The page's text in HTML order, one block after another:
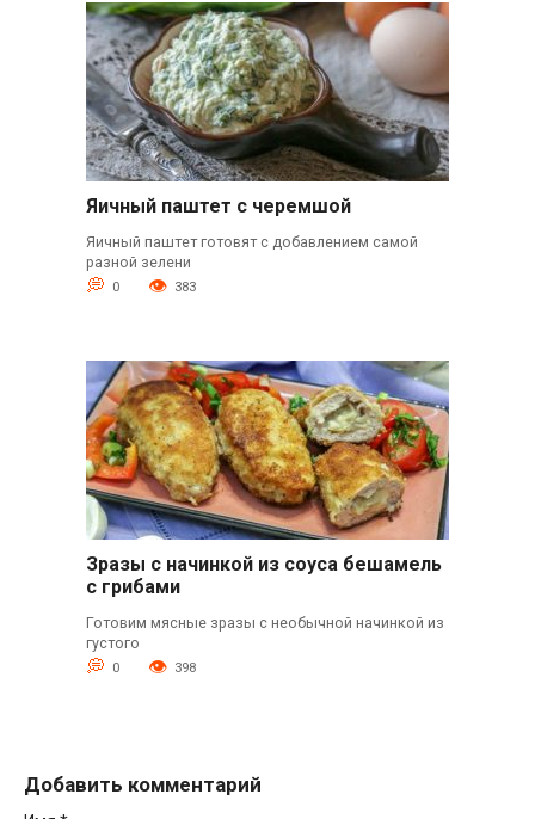
Яичный паштет с черемшой
Яичный паштет готовят с добавлением самой
разной зелени
0 383
Зразы с начинкой из соуса бешамель
с грибами
Готовим мясные зразы с необычной начинкой из
густого
0 398
Добавить комментарий